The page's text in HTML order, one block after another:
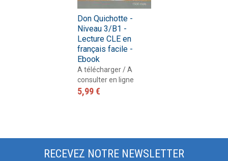
Don Quichotte -
Niveau 3/B1 -
Lecture CLE en
français facile -
Ebook
A télécharger / A
consulter en ligne
5,99 €
RECEVEZ NOTRE NEWSLETTER